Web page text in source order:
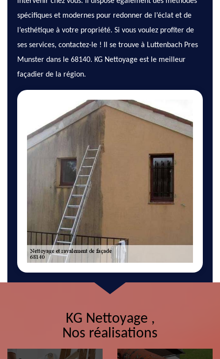
spécifiques et modernes pour redonner de l’éclat et de
l’esthétique à votre propriété. Si vous voulez profiter de
ses services, contactez-le ! Il se trouve à Luttenbach Pres
Munster dans le 68140. KG Nettoyage est le meilleur
façadier de la région.
KG Nettoyage ,
Nos réalisations